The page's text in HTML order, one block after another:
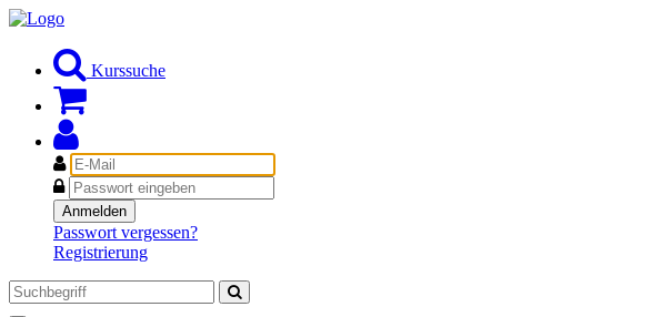
Kurssuche
E-
Mail
Passwort
Anmelden
Passwort vergessen?
Registrierung